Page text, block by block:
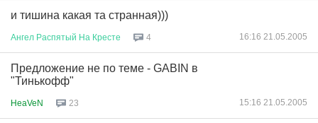
и тишина какая та странная)))
Ангел Распятый На Кресте 4 16:16 21.05.2005
Предложение не по теме - GABIN в
"Тинькофф"
HeaVeN 23 15:16 21.05.2005